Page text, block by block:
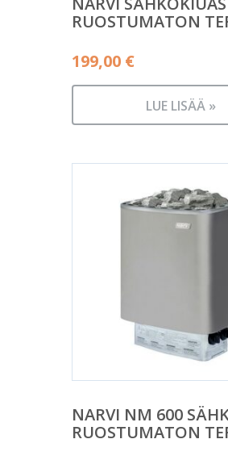
RUOSTUMATON
199,00 €
LUE LISÄÄ »
NARVI NM 600
RUOSTUMATON